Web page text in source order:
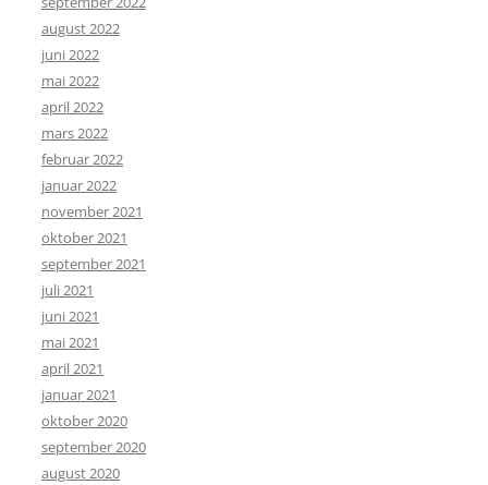
august 2022
juni 2022
mai 2022
april 2022
mars 2022
februar 2022
januar 2022
november 2021
oktober 2021
september 2021
juli 2021
juni 2021
mai 2021
april 2021
januar 2021
oktober 2020
september 2020
august 2020